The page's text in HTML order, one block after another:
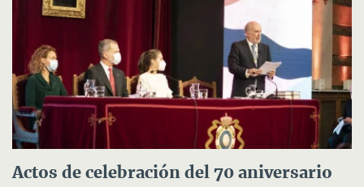
Actos de celebración del 70 aniversario